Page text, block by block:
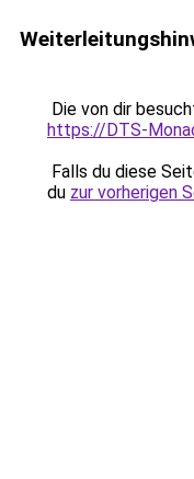
Die von dir
https://DTS-
Falls du diese
du zur vorherigen